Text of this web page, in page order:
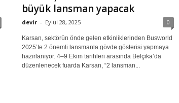
büyük lansman yapacak
devir - Eylül 28, 2025 0
Karsan, sektörün önde gelen etkinliklerinden Busworld
2025’te 2 önemli lansmanla gövde gösterisi yapmaya
hazırlanıyor. 4–9 Ekim tarihleri arasında Belçika’da
düzenlenecek fuarda Karsan, “2 lansman...